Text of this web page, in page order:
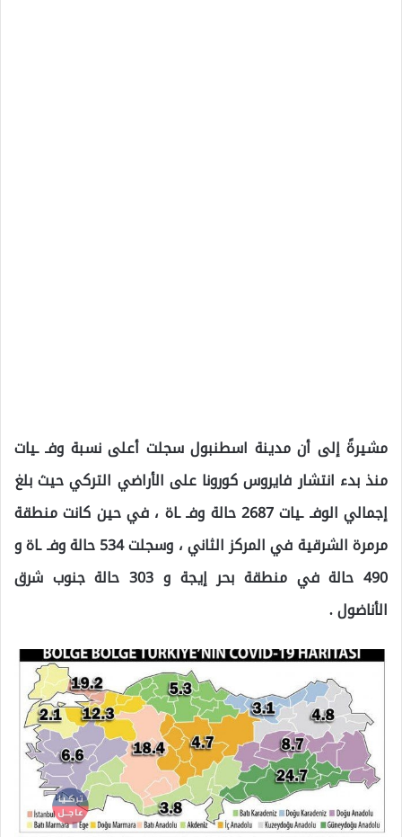
مشيرةً إلى أن مدينة اسطنبول سجلت أعلى نسبة وفـ ـيات
منذ بدء انتشار فايروس كورونا على الأراضي التركي حيث بلغ
إجمالي الوفـ ـيات 2687 حالة وفـ ـاة ، في حين كانت منطقة
مرمرة الشرقية في المركز الثاني ، وسجلت 534 حالة وفـ ـاة و
490 حالة في منطقة بحر إيجة و 303 حالة جنوب شرق
الأناضول .